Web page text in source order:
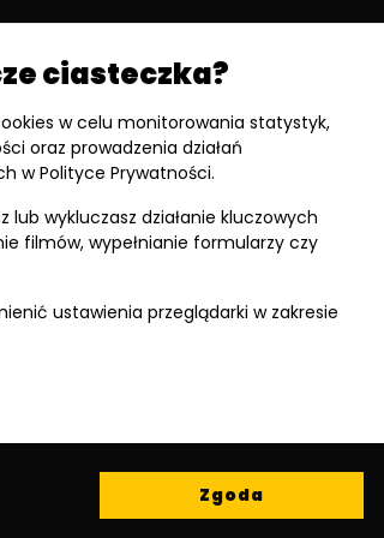
ciasteczka?
w celu monitorowania statystyk,
oraz prowadzenia działań
w Polityce Prywatności.
lub wykluczasz działanie kluczowych
filmów, wypełnianie formularzy czy
ustawienia przeglądarki w zakresie
Zgoda